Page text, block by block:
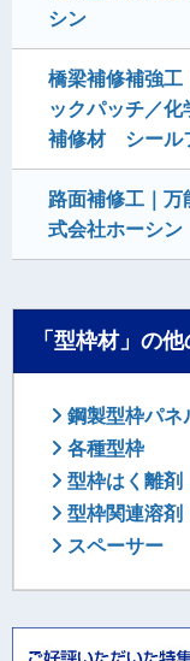
シン
橋梁補修補強
ックパッチ／
補修材 シール
路面補修工｜
式会社ホーシン
「型枠材」の
鋼製型枠パネ
各種型枠
型枠はく離剤
型枠関連溶剤
スペーサー